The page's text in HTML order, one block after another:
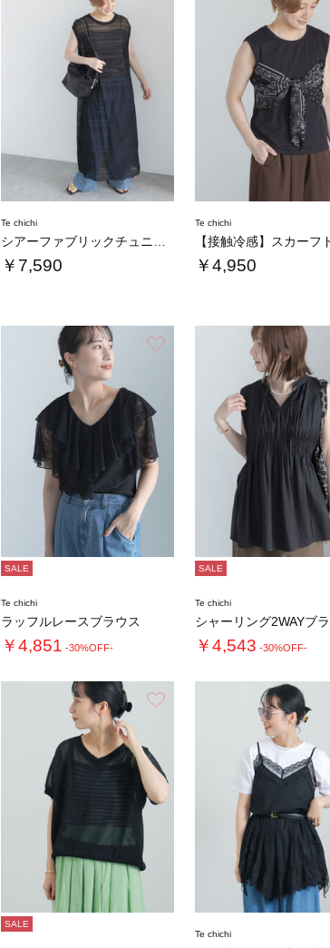
Te chichi
￥7,590
Te chichi
￥4,950
SALE
Te chichi
ラッフルレースブラウス
￥4,851 -30%OFF-
SALE
Te chichi
シャーリング2WAYブ
￥4,543 -30%OFF-
SALE
Te chichi